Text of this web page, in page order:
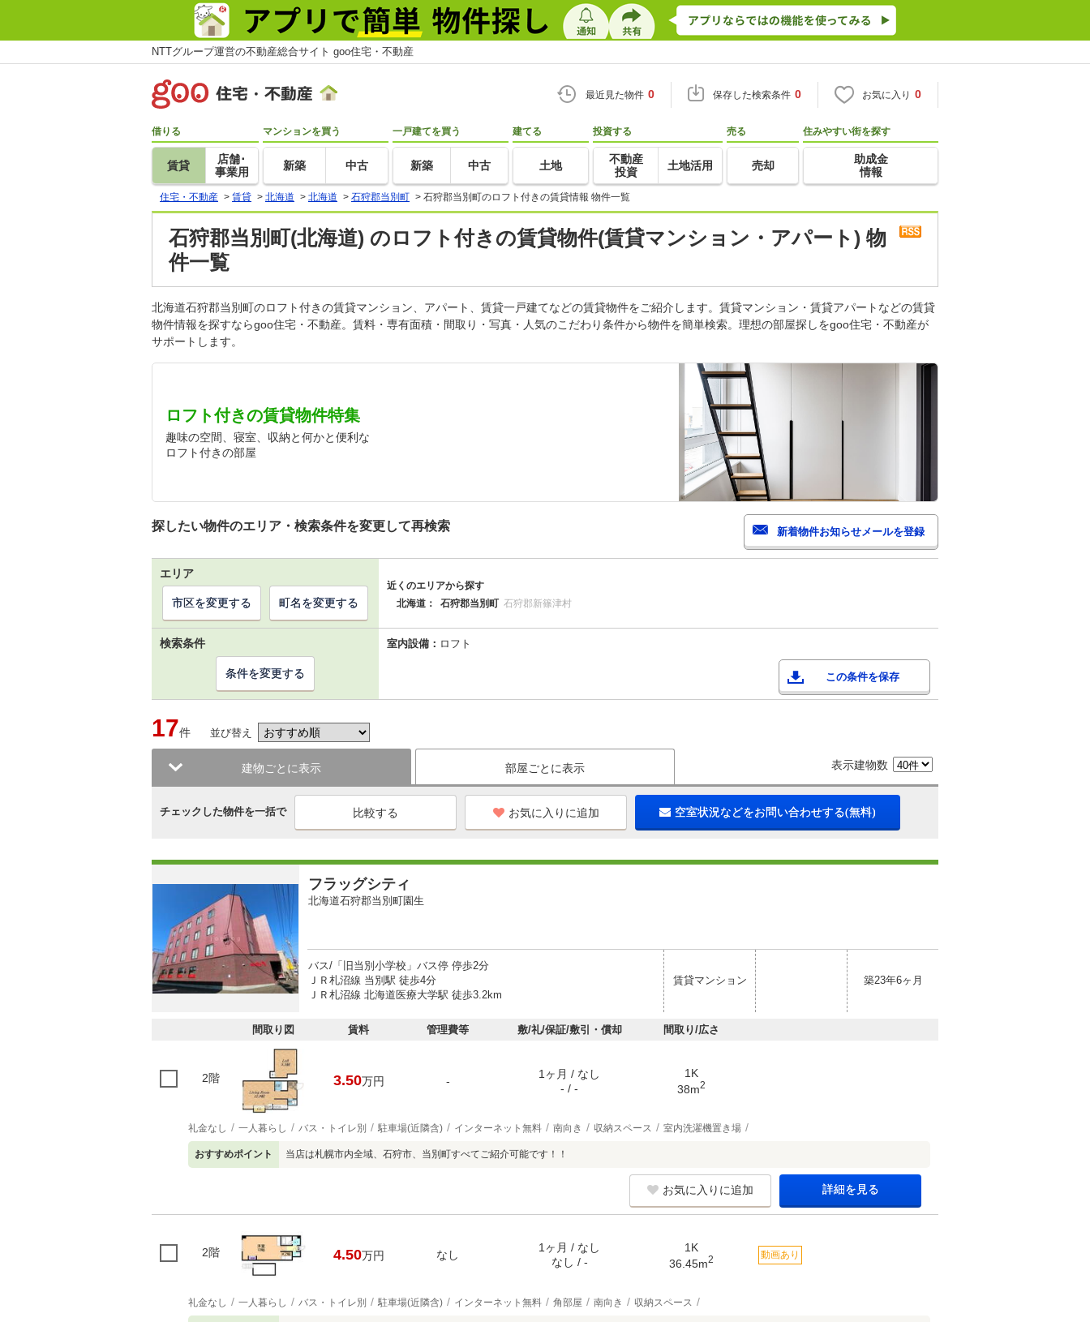
NTTグループ運営の不動産総合サイト goo住宅・不動産
最近見た物件 0 保存した検索条件 0 お気に入り 0
借りる
賃貸
店舗･
事業用
マンションを買う
新築 中古
一戸建てを買う
新築 中古
建てる
土地
投資する
不動産
投資
土地活用
売る
売却
住みやすい街を探す
助成金
情報
住宅・不動産 > 賃貸 > 北海道 > 北海道 > 石狩郡当別町 > 石狩郡当別町のロフト付きの賃貸情報 物件一覧
石狩郡当別町(北海道) のロフト付きの賃貸物件(賃貸マンション・アパート) 物
件一覧
北海道石狩郡当別町のロフト付きの賃貸マンション、アパート、賃貸一戸建てなどの賃貸物件をご紹介します。賃貸マンション・賃貸アパートなどの賃貸
物件情報を探すならgoo住宅・不動産。賃料・専有面積・間取り・写真・人気のこだわり条件から物件を簡単検索。理想の部屋探しをgoo住宅・不動産が
サポートします。
ロフト付きの賃貸物件特集
趣味の空間、寝室、収納と何かと便利な
ロフト付きの部屋
探したい物件のエリア・検索条件を変更して再検索
エリア
近くのエリアから探す
北海道：
石狩郡当別町 石狩郡新篠津村
市区を変更する 町名を変更する
検索条件 室内設備： ロフト
この条件を保存
条件を変更する
17件 並び替え
建物ごとに表示 部屋ごとに表示 表示建物数
チェックした物件を一括で お気に入りに追加 空室状況などをお問い合わせする(無料)
フラッグシティ
北海道石狩郡当別町園生
バス/「旧当別小学校」バス停 停歩2分
ＪＲ札沼線 当別駅 徒歩4分
ＪＲ札沼線 北海道医療大学駅 徒歩3.2km
賃貸マンション 築23年6ヶ月
間取り図 賃料 管理費等 敷/礼/保証/敷引・償却 間取り/広さ
2階 3.50万円 -
1ヶ月 / なし
- / -
1K
38m2
礼金なし 一人暮らし バス・トイレ別 駐車場(近隣含) インターネット無料 南向き 収納スペース 室内洗濯機置き場
おすすめポイント 当店は札幌市内全域、石狩市、当別町すべてご紹介可能です！！
お気に入りに追加 詳細を見る
2階 4.50万円 なし
1ヶ月 / なし
なし / -
1K
36.45m2 動画あり
礼金なし 一人暮らし バス・トイレ別 駐車場(近隣含) インターネット無料 角部屋 南向き 収納スペース